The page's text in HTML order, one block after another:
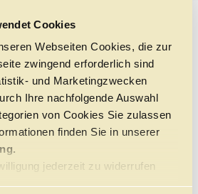
Cookies
Webseiten Cookies, die zur
zwingend erforderlich sind
und Marketingzwecken
Ihre nachfolgende Auswahl
von Cookies Sie zulassen
finden Sie in unserer
jederzeit zu widerrufen
2. Teil: 45 Minuten
8